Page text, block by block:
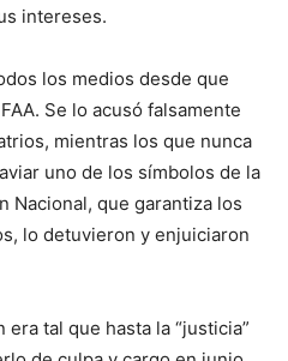
intereses.
los medios desde que
Se lo acusó falsamente
mientras los que nunca
uno de los símbolos de la
Nacional, que garantiza los
lo detuvieron y enjuiciaron
era tal que hasta la “justicia”